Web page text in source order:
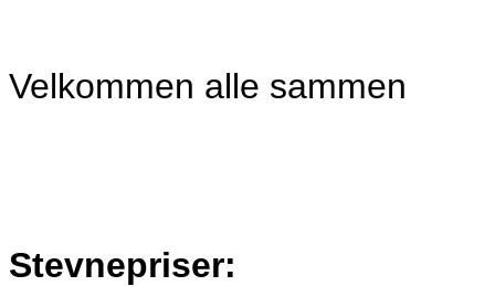
Velkommen alle sammen
Stevnepriser: